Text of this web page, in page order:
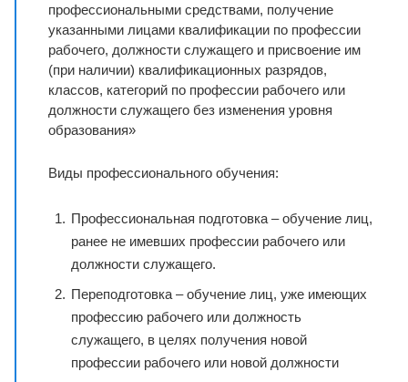
профессиональными средствами, получение
указанными лицами квалификации по профессии
рабочего, должности служащего и присвоение им
(при наличии) квалификационных разрядов,
классов, категорий по профессии рабочего или
должности служащего без изменения уровня
образования»
Виды профессионального обучения:
Профессиональная подготовка – обучение лиц,
ранее не имевших профессии рабочего или
должности служащего.
Переподготовка – обучение лиц, уже имеющих
профессию рабочего или должность
служащего, в целях получения новой
профессии рабочего или новой должности